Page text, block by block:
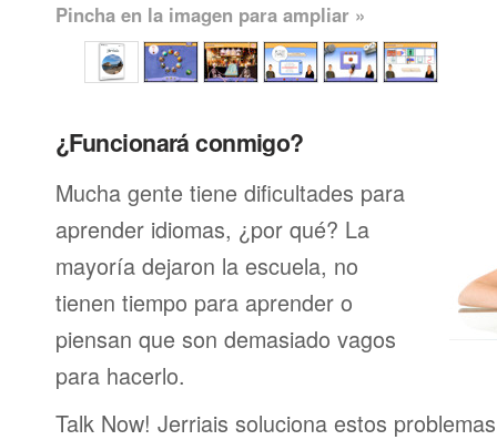
Pincha en la imagen para ampliar »
¿Funcionará conmigo?
Mucha gente tiene dificultades para
aprender idiomas, ¿por qué? La
mayoría dejaron la escuela, no
tienen tiempo para aprender o
piensan que son demasiado vagos
para hacerlo.
Talk Now! Jerriais soluciona estos